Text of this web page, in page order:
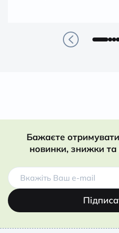
Бажаєте
новинки, знижки та